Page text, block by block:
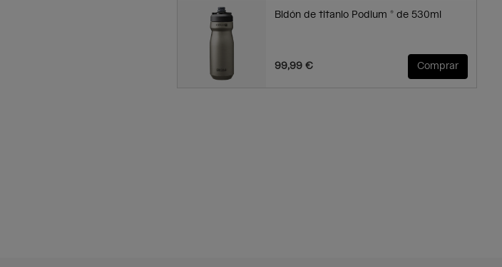
Bidón de titanio Podium ® de 530ml
99,99 € Comprar